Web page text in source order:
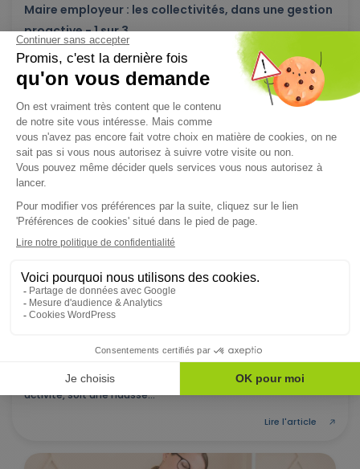
Maire employeur : les collectivités, dans une gestion
proactive - 1 sur 3
L’enquête « Le Maire employeur, protecteur de ses agents » de
mai 2025* met en...
Lire l'article
03/06/2026
Démographie médicale : vers une médecine plus
collective pour répondre à la pénurie
Au 1er janvier 2026, la France comptait 245 847 médecins en
activité, soit une hausse...
Lire l'article